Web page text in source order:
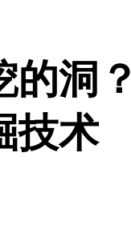
的洞
技术